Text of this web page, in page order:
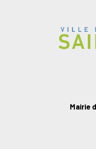
Mairie